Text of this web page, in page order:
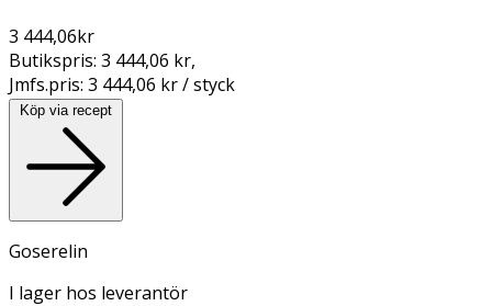
3 444,06kr
Butikspris: 3 444,06 kr,
Jmfs.pris: 3 444,06 kr / styck
Köp via recept
Goserelin
I lager hos leverantör